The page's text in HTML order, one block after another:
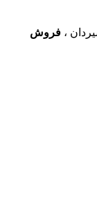
، فروش